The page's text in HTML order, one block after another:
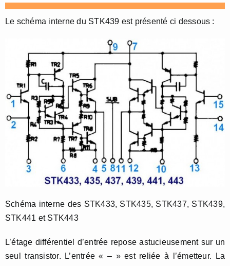
Le schéma interne du STK439 est présenté ci dessous :
Schéma interne des STK433, STK435, STK437, STK439,
STK441 et STK443
L’étage différentiel d’entrée repose astucieusement sur un
seul transistor. L’entrée « – » est reliée à l’émetteur. La